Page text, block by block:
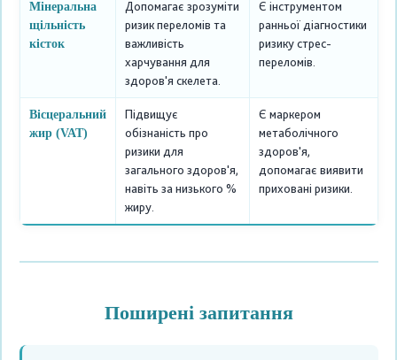
Мінеральна
щільність
кісток
Допомагає зрозуміти
ризик переломів та
важливість
харчування для
здоров'я скелета.
Є інструментом
ранньої діагностики
ризику стрес-
переломів.
Вісцеральний
жир (VAT)
Підвищує
обізнаність про
ризики для
загального здоров'я,
навіть за низького %
жиру.
Є маркером
метаболічного
здоров'я,
допомагає виявити
приховані ризики.
Поширені запитання